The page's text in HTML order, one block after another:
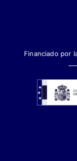
Financiado por